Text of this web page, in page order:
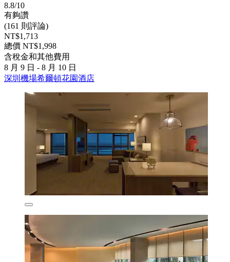
8.8/10
有夠讚
(161 則評論)
NT$1,713
總價 NT$1,998
含稅金和其他費用
8 月 9 日 - 8 月 10 日
深圳機場希爾頓花園酒店